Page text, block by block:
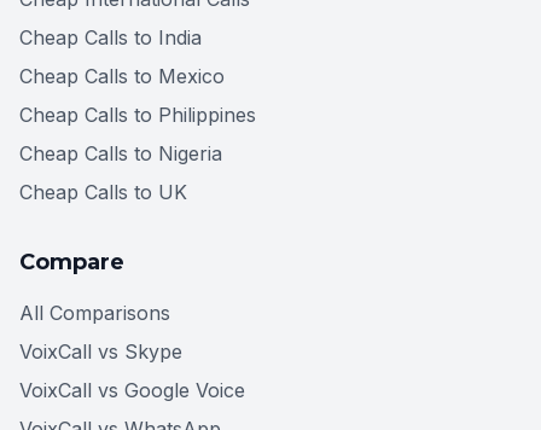
Cheap Calls to India
Cheap Calls to Mexico
Cheap Calls to Philippines
Cheap Calls to Nigeria
Cheap Calls to UK
Compare
All Comparisons
VoixCall vs Skype
VoixCall vs Google Voice